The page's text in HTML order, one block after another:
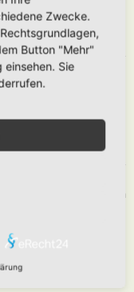
um diesen zu melden.
eines Beitrags?
und zu einem
Den gesicherten Beitrag
in deinem
dass in dem Forum, in dem
werden müssen. Es
Gruppe von Benutzern
möchte, bevor sie
Administration, wenn
Zwecke.
Button "Mehr"
einsehen. Sie